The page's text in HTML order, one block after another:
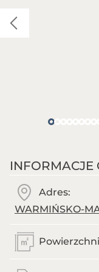
INFORMACJE
Adres:
WARMIŃSKO-